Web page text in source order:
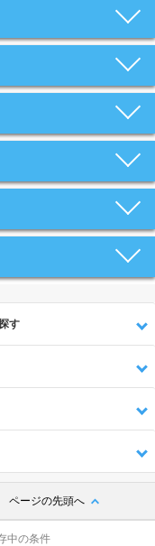
す
ページの先頭へ
中の条件